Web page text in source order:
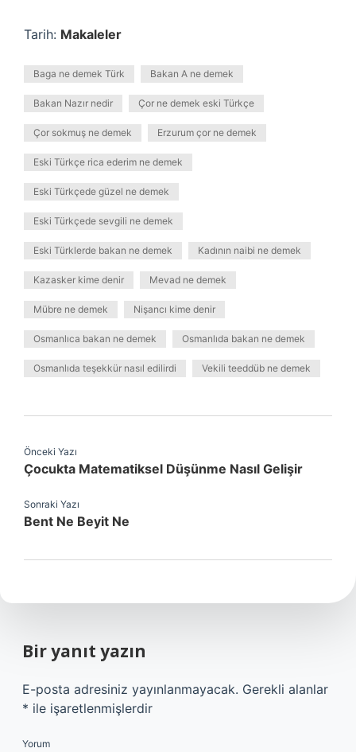
Tarih: Makaleler
Baga ne demek Türk Bakan A ne demek
Bakan Nazır nedir Çor ne demek eski Türkçe
Çor sokmuş ne demek Erzurum çor ne demek
Eski Türkçe rica ederim ne demek
Eski Türkçede güzel ne demek
Eski Türkçede sevgili ne demek
Eski Türklerde bakan ne demek Kadının naibi ne demek
Kazasker kime denir Mevad ne demek
Mübre ne demek Nişancı kime denir
Osmanlıca bakan ne demek Osmanlıda bakan ne demek
Osmanlıda teşekkür nasıl edilirdi Vekili teeddüb ne demek
Önceki Yazı
Çocukta Matematiksel Düşünme Nasıl Gelişir
Sonraki Yazı
Bent Ne Beyit Ne
Bir yanıt yazın
E-posta adresiniz yayınlanmayacak. Gerekli alanlar
* ile işaretlenmişlerdir
Yorum